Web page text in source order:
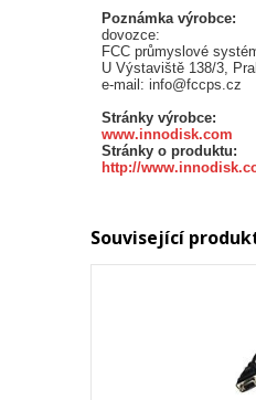
Poznámka výrobce:
dovozce:
FCC průmyslové
U Výstaviště 138/3,
e-mail: info@fccps.cz
Stránky výrobce:
www.innodisk.com
Stránky o produktu:
http://
Související